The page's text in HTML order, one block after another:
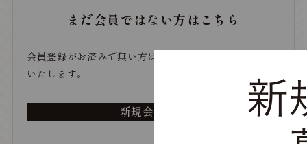
まだ会員ではない方はこちら
会員登録がお済みで無い方は、こちらから登録をお願い
いたします。
新規会員登録